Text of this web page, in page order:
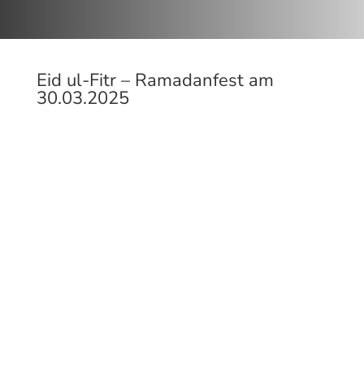
Eid ul-Fitr – Ramadanfest am
30.03.2025